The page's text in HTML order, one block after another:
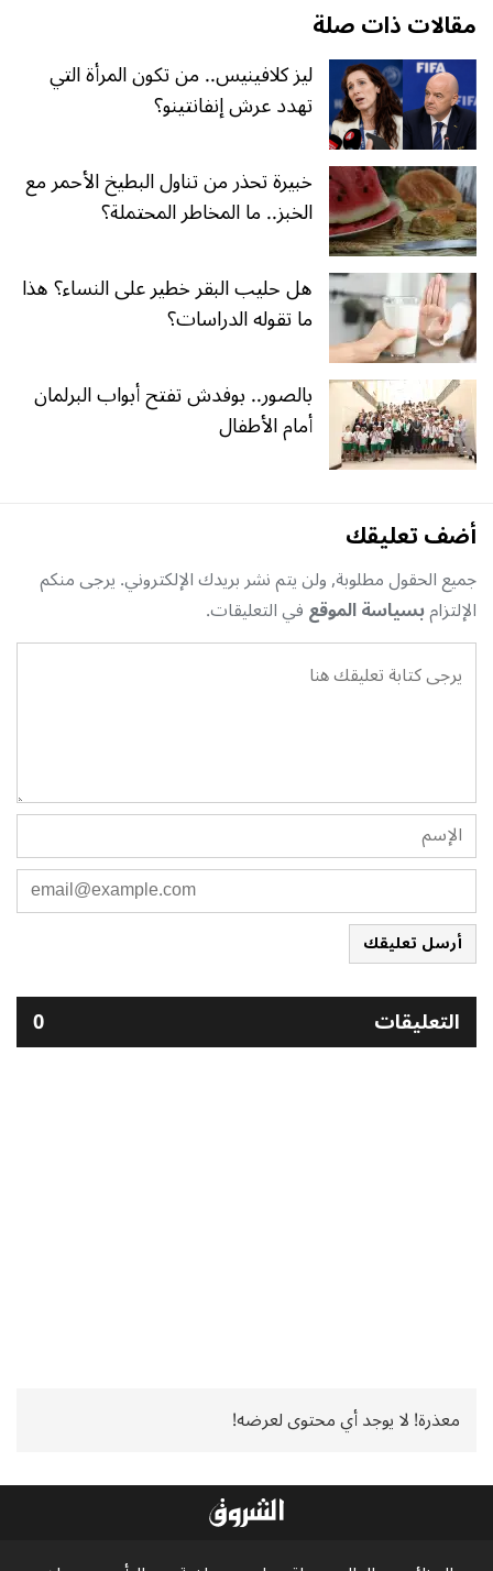
مقالات ذات صلة
ليز كلافينيس.. من تكون المرأة التي
تهدد عرش إنفانتينو؟
خبيرة تحذر من تناول البطيخ الأحمر مع
الخبز.. ما المخاطر المحتملة؟
هل حليب البقر خطير على النساء؟ هذا
ما تقوله الدراسات؟
بالصور.. بوفدش تفتح أبواب البرلمان
أمام الأطفال
أضف تعليقك
جميع الحقول مطلوبة, ولن يتم نشر بريدك الإلكتروني. يرجى منكم
الإلتزامبسياسة الموقعفي التعليقات.
أرسل تعليقك
التعليقات 0
معذرة! لا يوجد أي محتوى لعرضه!